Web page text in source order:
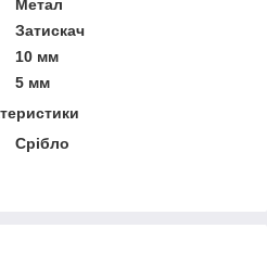
Метал
Затискач
10 мм
5 мм
Срібло